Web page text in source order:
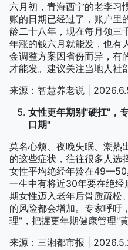
六月初，青海西宁的老李习
账的日期已经过了，账户里
龄二十八年，现在每月领三
年涨的钱六月就能发，也有
金调整方案因省份而异，有
才能发。建议关注当地人社
来源：智慧养老说 |
女性更年期别"硬扛"，
口期"
莫名心烦、夜晚失眠、潮
的这些症状，往往很多人选
女性平均绝经年龄在
一生中有将近30年要在绝
期女性迈入老年后骨质疏松
的风险都会增加。专家呼吁
理"，把握更年期健康管理"
来源：三湘都市报 |